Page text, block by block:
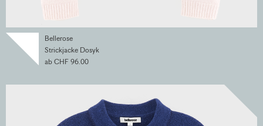
Bellerose
Strickjacke Dosyk
ab CHF 96.00